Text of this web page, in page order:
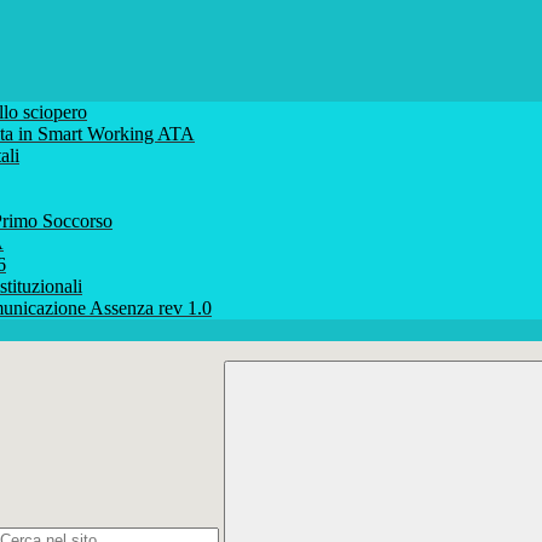
sciopero
in Smart Working ATA
Soccorso
Assenza rev 1.0